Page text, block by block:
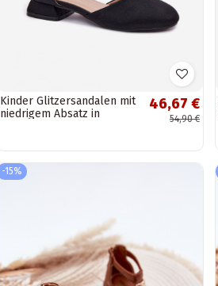
Kinder Glitzersandalen mit
niedrigem Absatz in
46,67 €
54,90 €
-15%